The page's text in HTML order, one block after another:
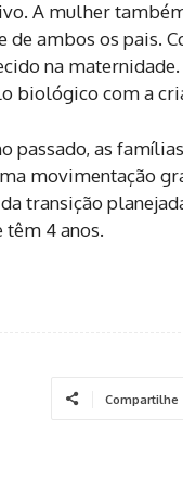
A mulher
ambos os pais.
na
biológico com a
passado, as
movimentação
transição
têm 4 anos.
Compartilhe